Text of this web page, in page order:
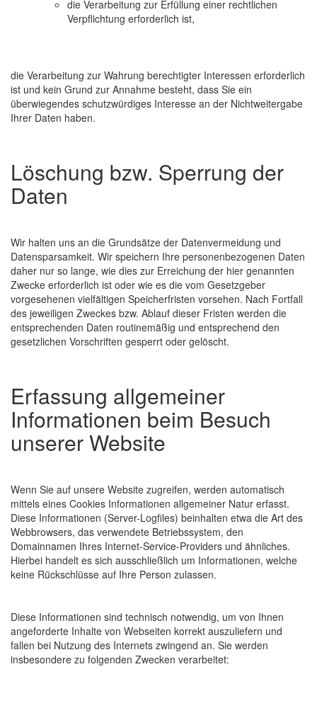
die Verarbeitung zur Erfüllung einer rechtlichen
Verpflichtung erforderlich ist,
die Verarbeitung zur Wahrung berechtigter Interessen erforderlich
ist und kein Grund zur Annahme besteht, dass Sie ein
überwiegendes schutzwürdiges Interesse an der Nichtweitergabe
Ihrer Daten haben.
Löschung bzw. Sperrung der
Daten
Wir halten uns an die Grundsätze der Datenvermeidung und
Datensparsamkeit. Wir speichern Ihre personenbezogenen Daten
daher nur so lange, wie dies zur Erreichung der hier genannten
Zwecke erforderlich ist oder wie es die vom Gesetzgeber
vorgesehenen vielfältigen Speicherfristen vorsehen. Nach Fortfall
des jeweiligen Zweckes bzw. Ablauf dieser Fristen werden die
entsprechenden Daten routinemäßig und entsprechend den
gesetzlichen Vorschriften gesperrt oder gelöscht.
Erfassung allgemeiner
Informationen beim Besuch
unserer Website
Wenn Sie auf unsere Website zugreifen, werden automatisch
mittels eines Cookies Informationen allgemeiner Natur erfasst.
Diese Informationen (Server-Logfiles) beinhalten etwa die Art des
Webbrowsers, das verwendete Betriebssystem, den
Domainnamen Ihres Internet-Service-Providers und ähnliches.
Hierbei handelt es sich ausschließlich um Informationen, welche
keine Rückschlüsse auf Ihre Person zulassen.
Diese Informationen sind technisch notwendig, um von Ihnen
angeforderte Inhalte von Webseiten korrekt auszuliefern und
fallen bei Nutzung des Internets zwingend an. Sie werden
insbesondere zu folgenden Zwecken verarbeitet: